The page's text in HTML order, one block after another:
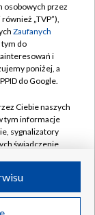
osobowych przez
„TVP”),
Zaufanych
tym do
i
poniżej, a
do Google.
Ciebie naszych
tym informacje
sygnalizatory
świadczenie
Ciebie